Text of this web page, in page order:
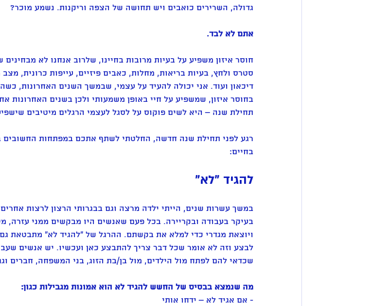
גדולה, השרירים כואבים ויש תחושה של הצפה וריקנות. נשמע מוכר?
אתם לא לבד.
חוסר איזון משפיע על בעיות מרובות בחיינו, שלרוב אנחנו לא
סטרס ולחץ, בעיות בריאות, מחלות, כאבים פיזיים, עייפות כרונית, מצב
דיכאון ועוד. אני יכולה להעיד על עצמי, שבמשך השנים האחרונות,
בחוסר איזון, שמשפיע על חיי באופן משמעותי ולכן בשנים האחרונות
תחילת שנה – היא לשים פוקוס על לסגל לעצמי הרגלים מיטיבים
רגע לפני תחילת שנה חדשה, החלטתי לשתף אתכם במפתחות החשובים
בחיים:
להגיד "לא"
במשך עשרות שנים, הייתי ילדה מרצה וגם בבגרותי הרצון לרצות
בעיקר בעבודה ובקריירה. בכל פעם שאנשים היו מבקשים ממני עזרה,
ויוצאת מגדרי כדי למלא את בקשתם. ההרגל של "להגיד לא" מתבטאת גם
לבצע וזה לא אומר שכל דבר צריך להתבצע כאן ועכשיו. יש אנשים
שכדאי להם לפתח מול הילדים, מול בן/בת הזוג, בני המשפחה, חברים
מה שנמצא בבסיס של החשש להגיד לא הוא אמונות מגבילות כגון:
- אם אגיד לא – ידחו אותי